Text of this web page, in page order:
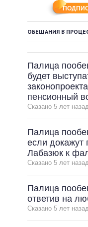
ОБЗОРЫ
ДАЙДЖЕСТЫ
ПРЕЗИДЕНТ
ВЕРХОВНАЯ
КАБИНЕТ
ГЛАВЫ
МЭРЫ
ВСЕ
ОБЕЩАНИЯ В
Палица
будет
пенсионный
Сказано 5 лет
Палица
если докажут
Лабазюк к
Сказано 5 лет
Палица
ответив на
Сказано 5 лет